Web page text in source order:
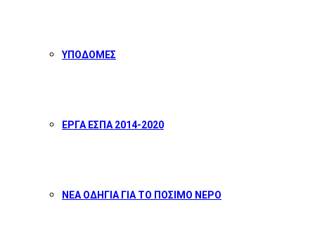
ΥΠΟΔΟΜΕΣ
ΕΡΓΑ ΕΣΠΑ 2014-2020
ΝΕΑ ΟΔΗΓΙΑ ΓΙΑ ΤΟ ΠΟΣΙΜΟ ΝΕΡΟ